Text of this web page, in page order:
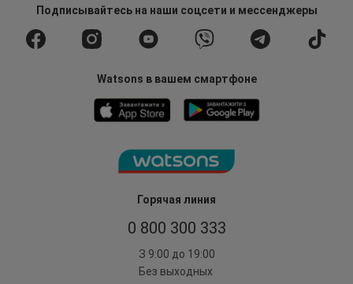
Горячая линия
0 800 300 333
З 9:00 до 19:00
Без выходных
Подписывайтесьна наши соцсети и мессенджеры
Watsons в вашем смартфоне